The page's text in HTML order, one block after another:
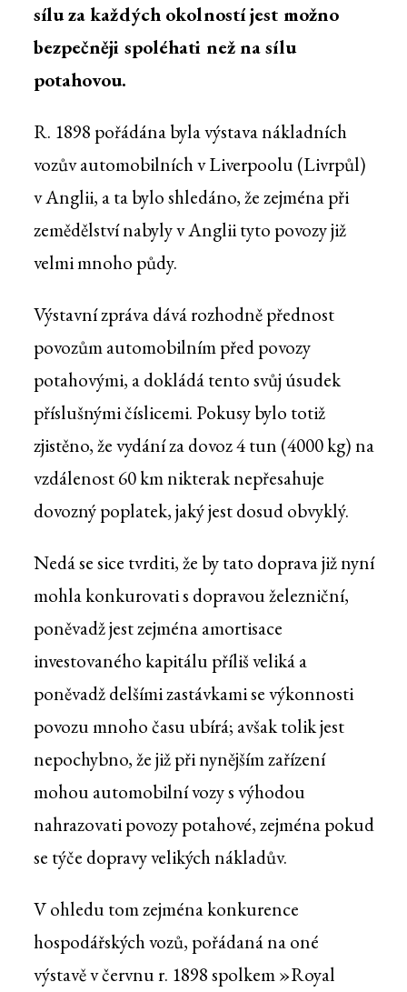
sílu za každých okolností jest možno
bezpečněji spoléhati než na sílu
potahovou.
R. 1898 pořádána byla výstava nákladních
vozův automobilních v Liverpoolu (Livrpůl)
v Anglii, a ta bylo shledáno, že zejména při
zemědělství nabyly v Anglii tyto povozy již
velmi mnoho půdy.
Výstavní zpráva dává rozhodně přednost
povozům automobilním před povozy
potahovými, a dokládá tento svůj úsudek
příslušnými číslicemi. Pokusy bylo totiž
zjistěno, že vydání za dovoz 4 tun (4000 kg) na
vzdálenost 60 km nikterak nepřesahuje
dovozný poplatek, jaký jest dosud obvyklý.
Nedá se sice tvrditi, že by tato doprava již nyní
mohla konkurovati s dopravou železniční,
poněvadž jest zejména amortisace
investovaného kapitálu příliš veliká a
poněvadž delšími zastávkami se výkonnosti
povozu mnoho času ubírá; avšak tolik jest
nepochybno, že již při nynějším zařízení
mohou automobilní vozy s výhodou
nahrazovati povozy potahové, zejména pokud
se týče dopravy velikých nákladův.
V ohledu tom zejména konkurence
hospodářských vozů, pořádaná na oné
výstavě v červnu r. 1898 spolkem »Royal